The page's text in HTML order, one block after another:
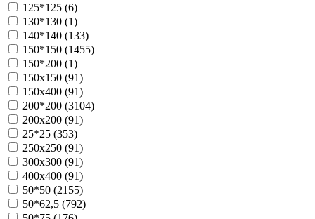
125*125 (6)
130*130 (1)
140*140 (133)
150*150 (1455)
150*200 (1)
150х150 (91)
150х400 (91)
200*200 (3104)
200х200 (91)
25*25 (353)
250х250 (91)
300х300 (91)
400х400 (91)
50*50 (2155)
50*62,5 (792)